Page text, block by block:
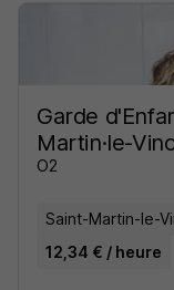
Garde
Martin·le-
O2
Saint-Martin-le-
12,34 € / heure